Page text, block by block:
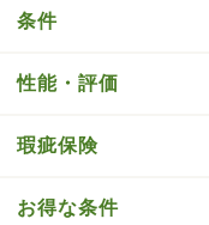
条件
性能・評価
瑕疵保険
お得な条件